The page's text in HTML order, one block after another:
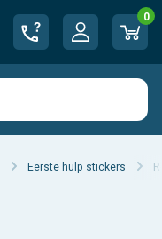
0
Eerste hulp stickers